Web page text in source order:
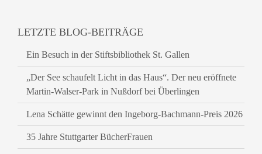
LETZTE BLOG-BEITRÄGE
Ein Besuch in der Stiftsbibliothek St. Gallen
„Der See schaufelt Licht in das Haus“. Der neu eröffnete
Martin-Walser-Park in Nußdorf bei Überlingen
Lena Schätte gewinnt den Ingeborg-Bachmann-Preis 2026
35 Jahre Stuttgarter BücherFrauen